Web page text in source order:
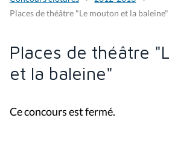
Places de théâtre "Le mouton et la baleine"
Places de théâtre
et la baleine"
Ce concours est fermé.